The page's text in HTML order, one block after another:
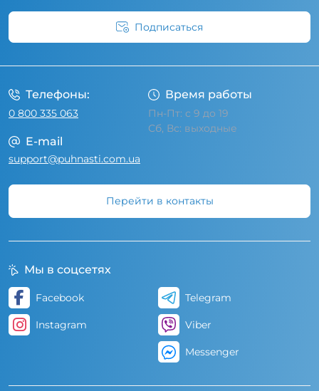
Подписаться
Телефоны:
0 800 335 063
Время работы
Пн-Пт: с 9 до 19
Сб, Вс: выходные
E-mail
support@puhnasti.com.ua
Перейти в контакты
Мы в соцсетях
Facebook
Instagram
Telegram
Viber
Messenger